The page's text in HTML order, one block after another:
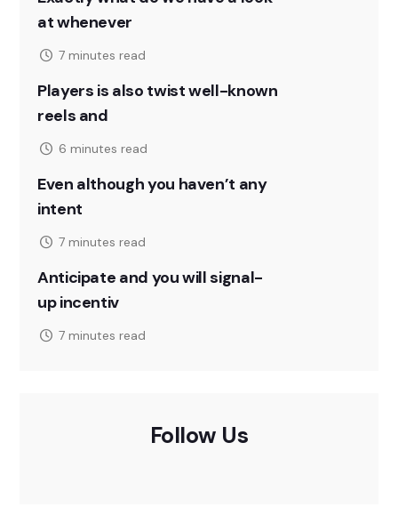
at whenever
7 minutes read
Players is also twist well-known
reels and
6 minutes read
Even although you haven’t any
intent
7 minutes read
Anticipate and you will signal-
up incentiv
7 minutes read
Follow Us